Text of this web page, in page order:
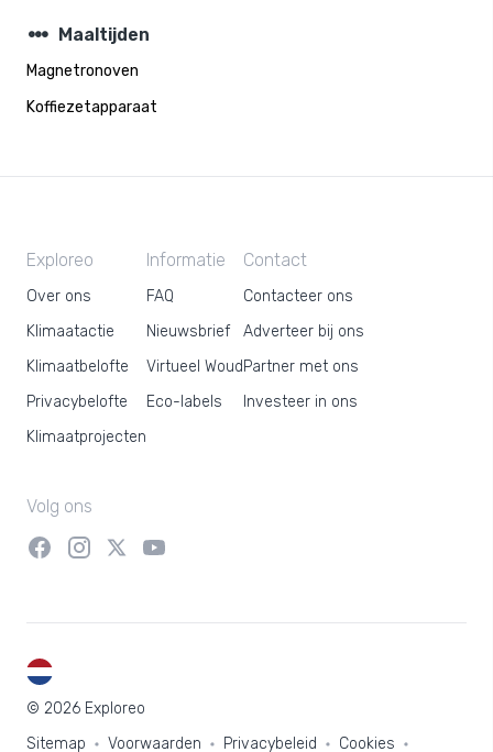
steppers Maaltijden
Magnetronoven
Koffiezetapparaat
Exploreo
Over ons
Klimaatactie
Klimaatbelofte
Privacybelofte
Klimaatprojecten
Informatie
FAQ
Nieuwsbrief
Virtueel Woud
Eco-labels
Contact
Contacteer ons
Adverteer bij ons
Partner met ons
Investeer in ons
Volg ons
© 2026 Exploreo
Sitemap
Voorwaarden Privacybeleid Cookies